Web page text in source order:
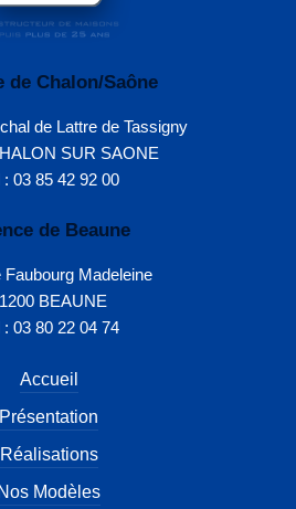
de Chalon/Saône
de Lattre de Tassigny
SUR SAONE
: 03 85 42 92 00
de Beaune
Faubourg Madeleine
BEAUNE
: 03 80 22 04 74
Accueil
Présentation
Réalisations
Nos Modèles